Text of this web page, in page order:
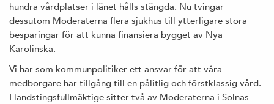
hundra vårdplatser i länet hålls stängda. Nu tvingar
dessutom Moderaterna flera sjukhus till ytterligare stora
besparingar för att kunna finansiera bygget av Nya
Karolinska.
Vi har som kommunpolitiker ett ansvar för att våra
medborgare har tillgång till en pålitlig och förstklassig vård.
I landstingsfullmäktige sitter två av Moderaterna i Solnas